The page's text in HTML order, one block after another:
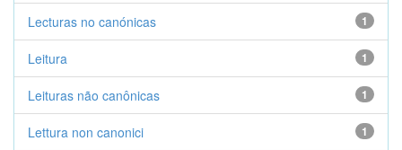
1
Lecturas no canónicas
1
Leitura
1
Leituras não canônicas
1
Lettura non canonici